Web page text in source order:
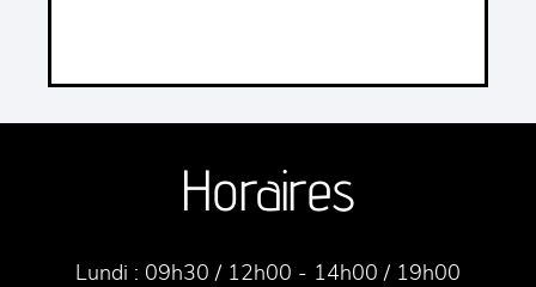
Horaires
Lundi : 09h30 / 12h00 - 14h00 / 19h00